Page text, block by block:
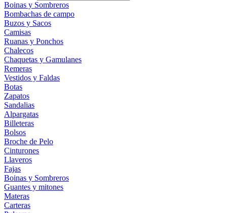
Boinas y Sombreros
Bombachas de campo
Buzos y Sacos
Camisas
Ruanas y Ponchos
Chalecos
Chaquetas y Gamulanes
Remeras
Vestidos y Faldas
Botas
Zapatos
Sandalias
Alpargatas
Billeteras
Bolsos
Broche de Pelo
Cinturones
Llaveros
Fajas
Boinas y Sombreros
Guantes y mitones
Materas
Carteras